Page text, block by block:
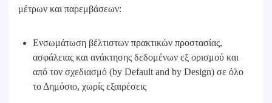
μέτρων και παρεμβάσεων:
Ενσωμάτωση βέλτιστων πρακτικών προστασίας,
ασφάλειας και ανάκτησης δεδομένων εξ ορισμού και
από τον σχεδιασμό (by Default and by Design) σε όλο
το Δημόσιο, χωρίς εξαιρέσεις